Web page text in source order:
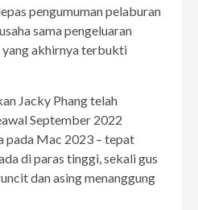
pengumuman pelaburan
sama pengeluaran
akhirnya terbukti
Jacky Phang telah
September 2022
pada Mac 2023 – tepat
di paras tinggi, sekali gus
dan asing menanggung